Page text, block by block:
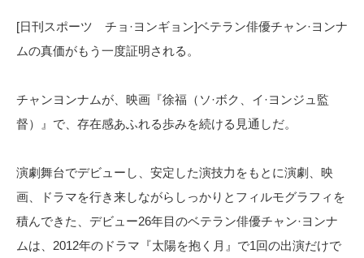
[日刊スポーツ チョ·ヨンギョン]ベテラン俳優チャン·ヨンナ
ムの真価がもう一度証明される。
チャンヨンナムが、映画『徐福（ソ·ボク、イ·ヨンジュ監
督）』で、存在感あふれる歩みを続ける見通しだ。
演劇舞台でデビューし、安定した演技力をもとに演劇、映
画、ドラマを行き来しながらしっかりとフィルモグラフィを
積んできた、デビュー26年目のベテラン俳優チャン·ヨンナ
ムは、2012年のドラマ『太陽を抱く月』で1回の出演だけで